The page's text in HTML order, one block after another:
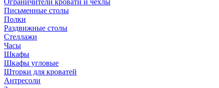
Письменные столы
Полки
Раздвижные столы
Стеллажи
Часы
Шкафы
Шкафы угловые
Шторки для кроватей
Антресоли